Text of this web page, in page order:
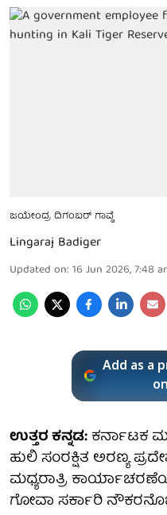
ಜಯೇಂದ್ರ ದಿಗಂಬರ್ ಗಾವ್ಡೆ
Lingaraj Badiger
Updated on: 16 Jun 2026, 7:48
Add as a
ಉತ್ತರ ಕನ್ನಡ:ಕರ್ನಾಟಕ
ಹುಲಿ ಸಂರಕ್ಷಿತ ಅರಣ್ಯ
ಮಧ್ಯರಾತ್ರಿ
ಗೋವಾ ಸರ್ಕಾರಿ